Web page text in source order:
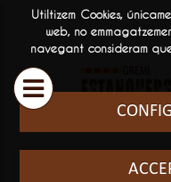
Utiltizem Cookies,
web, no
navegant consideram
ESTANQUERS

Historia i filosofia
Qui som